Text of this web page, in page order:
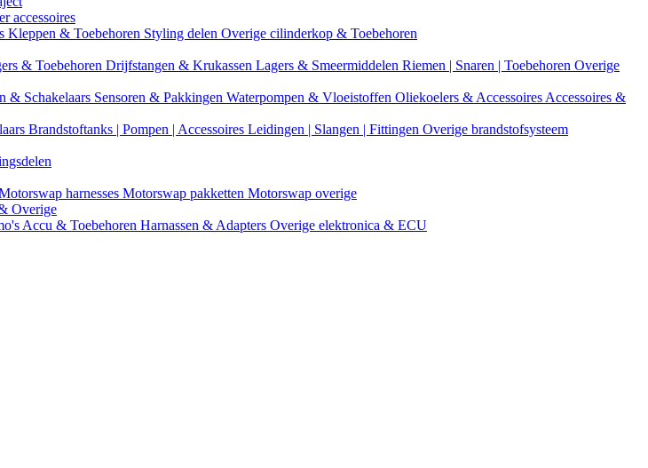
accessoires
Kleppen & Toebehoren Styling delen Overige cilinderkop & Toebehoren
& Toebehoren Drijfstangen & Krukassen Lagers & Smeermiddelen Riemen | Snaren | Toebehoren Overige
& Schakelaars Sensoren & Pakkingen Waterpompen & Vloeistoffen Oliekoelers & Accessoires Accessoires &
Brandstoftanks | Pompen | Accessoires Leidingen | Slangen | Fittingen Overige brandstofsysteem
harnesses Motorswap pakketten Motorswap overige
Overige
Accu & Toebehoren Harnassen & Adapters Overige elektronica & ECU